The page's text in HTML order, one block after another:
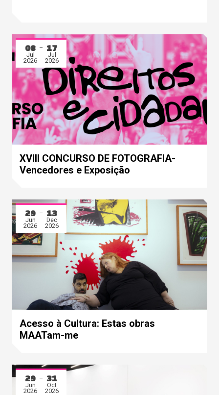
08
Jul
2026
17
Jul
2026
XVIII CONCURSO DE FOTOGRAFIA-
Vencedores e Exposição
29
Jun
2026
13
Dec
2026
Acesso à Cultura: Estas obras
MAATam-me
29
Jun
2026
31
Oct
2026